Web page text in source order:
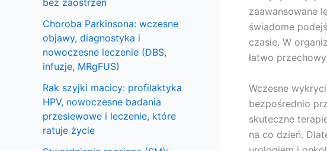
bez zaostrzeń
Choroba Parkinsona: wczesne
objawy, diagnostyka i
nowoczesne leczenie (DBS,
infuzje, MRgFUS)
Rak szyjki macicy: profilaktyka
HPV, nowoczesne badania
przesiewowe i leczenie, które
ratuje życie
zaawansowane
świadome
czasie. W
łatwo
Wczesne
bezpośrednio
skuteczne
na co dzień.